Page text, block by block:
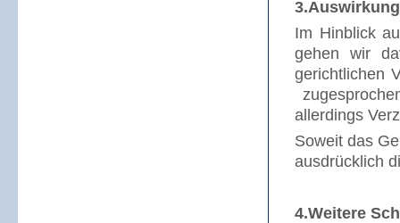
Im Hinblick
gehen wir
gerichtlichen
allerdings
Soweit das
ausdrücklich
4.Weitere